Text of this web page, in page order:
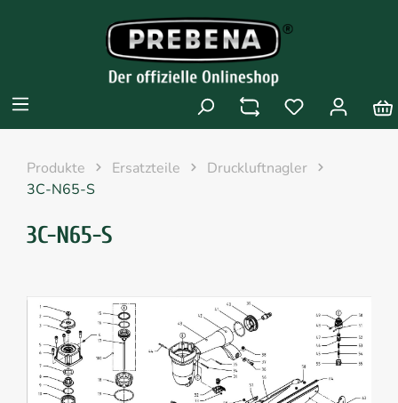
Produkte Ersatzteile
Druckluftnagler
3C-N65-S
3C-N65-S